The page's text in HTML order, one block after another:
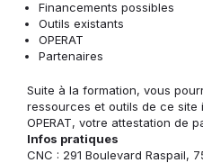
Financements possibles
Outils existants
OPERAT
Partenaires
Suite à la formation, vous
ressources et outils de ce site
OPERAT, votre attestation de
Infos pratiques
CNC : 291 Boulevard Raspail,